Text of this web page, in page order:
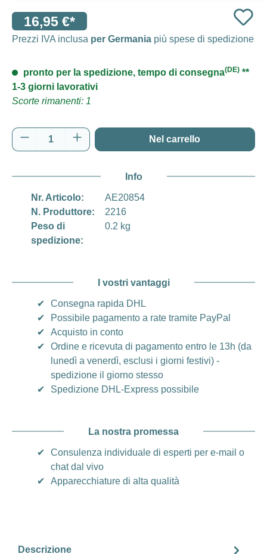
16,95 €*
Prezzi IVA inclusa per Germania più spese di spedizione
pronto per la spedizione, tempo di consegna(DE) **
1-3 giorni lavorativi
Scorte rimanenti: 1
Quantità del prodotto: inserisci la quantità
Nel carrello
Info
Nr. Articolo:
AE20854
N. Produttore:
2216
Peso di
spedizione:
0.2 kg
I vostri vantaggi
✔
Consegna rapida DHL
✔
Possibile pagamento a rate tramite PayPal
✔
Acquisto in conto
✔
Ordine e ricevuta di pagamento entro le 13h (da
lunedì a venerdì, esclusi i giorni festivi) -
spedizione il giorno stesso
✔
Spedizione DHL-Express possibile
La nostra promessa
✔
Consulenza individuale di esperti per e-mail o
chat dal vivo
✔
Apparecchiature di alta qualità
Descrizione